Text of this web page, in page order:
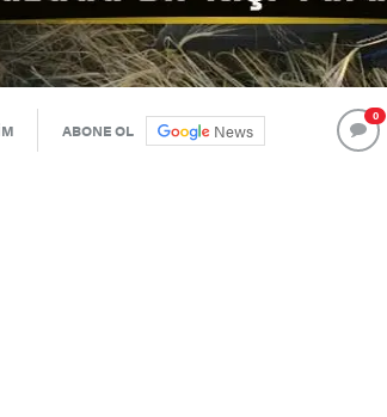
ABONE OL News
0